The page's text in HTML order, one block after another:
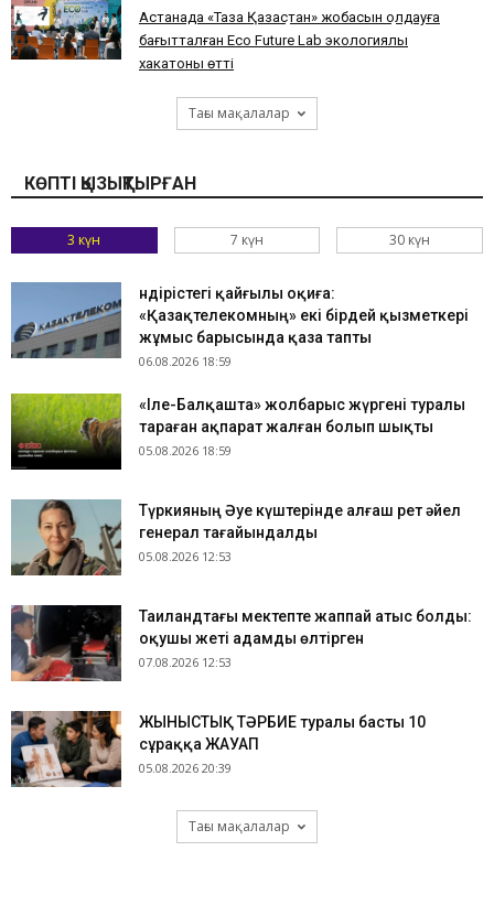
Астанада «Таза Қазақстан» жобасын қолдауға
бағытталған Eco Future Lab экологиялық
хакатоны өтті
Тағы мақалалар
КӨПТІ ҚЫЗЫҚТЫРҒАН
3 күн 7 күн 30 күн
Өндірістегі қайғылы оқиға:
«Қазақтелекомның» екі бірдей қызметкері
жұмыс барысында қаза тапты
06.08.2026 18:59
«Іле-Балқашта» жолбарыс жүргені туралы
тараған ақпарат жалған болып шықты
05.08.2026 18:59
Түркияның Әуе күштерінде алғаш рет әйел
генерал тағайындалды
05.08.2026 12:53
Таиландтағы мектепте жаппай атыс болды:
оқушы жеті адамды өлтірген
07.08.2026 12:53
ЖЫНЫСТЫҚ ТӘРБИЕ туралы басты 10
сұраққа ЖАУАП
05.08.2026 20:39
Тағы мақалалар